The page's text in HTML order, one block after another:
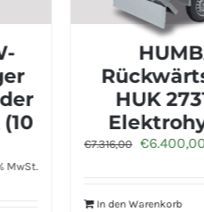
HUMBAUR
Rückwärts-
HUK 273117
Ursprünglicher
€6.400,00Aktueller
Enthält
In den Warenkorb